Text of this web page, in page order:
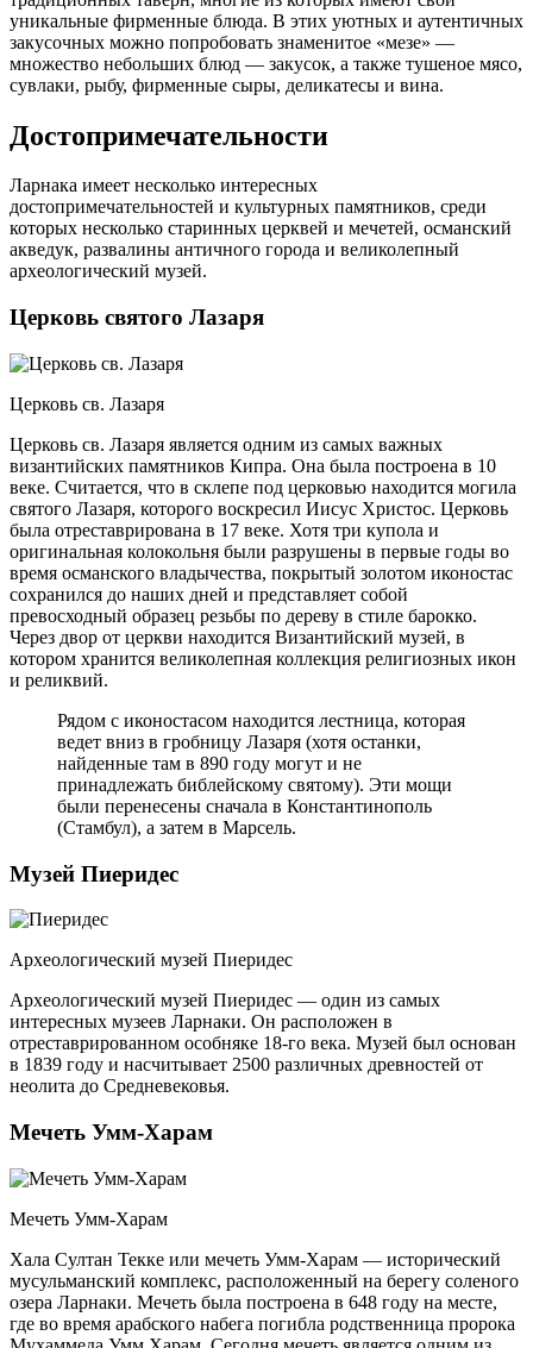
уникальные фирменные блюда. В этих уютных и аутентичных
закусочных можно попробовать знаменитое «мезе» —
множество небольших блюд — закусок, а также тушеное мясо,
сувлаки, рыбу, фирменные сыры, деликатесы и вина.
Достопримечательности
Ларнака имеет несколько интересных
достопримечательностей и культурных памятников, среди
которых несколько старинных церквей и мечетей, османский
акведук, развалины античного города и великолепный
археологический музей.
Церковь святого Лазаря
Церковь св. Лазаря
Церковь св. Лазаря является одним из самых важных
византийских памятников Кипра. Она была построена в 10
веке. Считается, что в склепе под церковью находится могила
святого Лазаря, которого воскресил Иисус Христос. Церковь
была отреставрирована в 17 веке. Хотя три купола и
оригинальная колокольня были разрушены в первые годы во
время османского владычества, покрытый золотом иконостас
сохранился до наших дней и представляет собой
превосходный образец резьбы по дереву в стиле барокко.
Через двор от церкви находится Византийский музей, в
котором хранится великолепная коллекция религиозных икон
и реликвий.
Рядом с иконостасом находится лестница, которая
ведет вниз в гробницу Лазаря (хотя останки,
найденные там в 890 году могут и не
принадлежать библейскому святому). Эти мощи
были перенесены сначала в Константинополь
(Стамбул), а затем в Марсель.
Музей Пиеридес
Археологический музей Пиеридес
Археологический музей Пиеридес — один из самых
интересных музеев Ларнаки. Он расположен в
отреставрированном особняке 18-го века. Музей был основан
в 1839 году и насчитывает 2500 различных древностей от
неолита до Средневековья.
Мечеть Умм-Харам
Мечеть Умм-Харам
Хала Султан Текке или мечеть Умм-Харам — исторический
мусульманский комплекс, расположенный на берегу соленого
озера Ларнаки. Мечеть была построена в 648 году на месте,
где во время арабского набега погибла родственница пророка